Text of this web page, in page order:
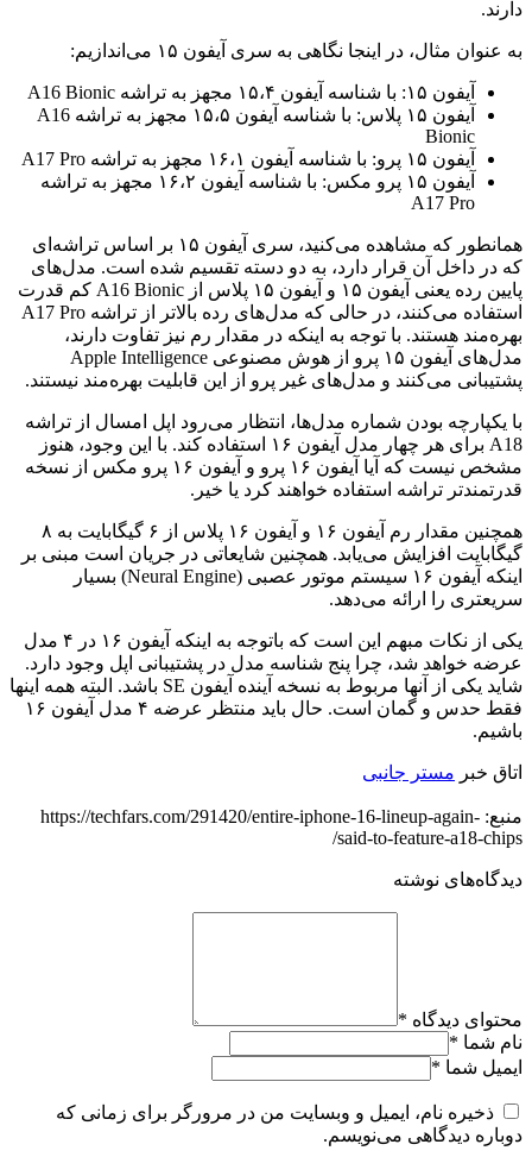
دارند.
به عنوان مثال، در اینجا نگاهی به سری آیفون ۱۵ می‌اندازیم:
آیفون ۱۵: با شناسه آیفون ۱۵،۴ مجهز به تراشه A16 Bionic
آیفون ۱۵ پلاس: با شناسه آیفون ۱۵،۵ مجهز به تراشه A16
Bionic
آیفون ۱۵ پرو: با شناسه آیفون ۱۶،۱ مجهز به تراشه A17 Pro
آیفون ۱۵ پرو مکس: با شناسه آیفون ۱۶،۲ مجهز به تراشه
A17 Pro
همانطور که مشاهده می‌کنید، سری آیفون ۱۵ بر اساس تراشه‌ای
که در داخل آن قرار دارد، به دو دسته تقسیم شده‌ است. مدل‌های
پایین رده یعنی آیفون ۱۵ و آیفون ۱۵ پلاس از A16 Bionic کم قدرت
استفاده می‌کنند، در حالی که مدل‌های رده بالاتر از تراشه A17 Pro
بهره‌مند هستند. با توجه به اینکه در مقدار رم نیز تفاوت دارند،
مدل‌های آیفون ۱۵ پرو از هوش مصنوعی Apple Intelligence
پشتیبانی می‌کنند و مدل‌های غیر پرو از این قابلیت بهره‌مند نیستند.
با یکپارچه بودن شماره مدل‌ها، انتظار می‌رود اپل امسال از تراشه
A18 برای هر چهار مدل آیفون ۱۶ استفاده کند. با این وجود، هنوز
مشخص نیست که آیا آیفون ۱۶ پرو و ​​آیفون ۱۶ پرو مکس از نسخه
قدرتمندتر تراشه استفاده خواهند کرد یا خیر.
همچنین مقدار رم آیفون ۱۶ و آیفون ۱۶ پلاس از ۶ گیگابایت به ۸
گیگابایت افزایش می‌یابد. همچنین شایعاتی در جریان است مبنی بر
اینکه آیفون ۱۶ سیستم موتور عصبی (Neural Engine) بسیار
سریعتری را ارائه می‌دهد.
یکی از نکات مبهم این است که باتوجه به اینکه آیفون ۱۶ در ۴ مدل
عرضه خواهد شد، چرا پنج شناسه مدل در پشتیبانی اپل وجود دارد.
شاید یکی از آنها مربوط به نسخه آینده آیفون SE باشد. البته همه اینها
فقط حدس و گمان است. حال باید منتظر عرضه ۴ مدل آیفون ۱۶
باشیم.
اتاق خبر مستر جانبی
منبع: https://techfars.com/291420/entire-iphone-16-lineup-again-
said-to-feature-a18-chips/
دیدگاه‌های نوشته
محتوای دیدگاه *
نام شما *
ایمیل شما *
ذخیره نام، ایمیل و وبسایت من در مرورگر برای زمانی که
دوباره دیدگاهی می‌نویسم.